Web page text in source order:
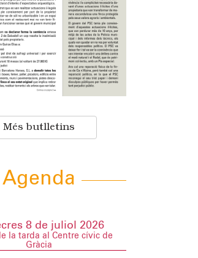
Més butlletins
Agenda
8 de juliol 2026
la tarda al Centre cívic de
Gràcia